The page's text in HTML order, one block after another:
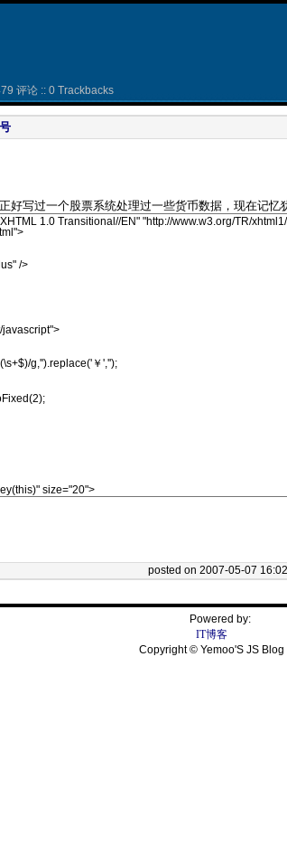
评论 :: 0 Trackbacks
好写过一个股票系统处理过一些货币数据，现在记忆
posted on 2007-05-07 16:02
Powered by:
IT博客
Copyright © Yemoo'S JS Blog